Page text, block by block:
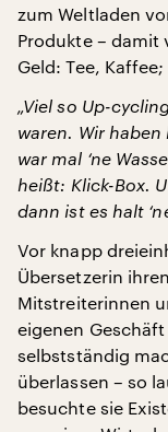
zum Weltladen
Produkte – damit
Geld: Tee,
„Viel so Up-
waren. Wir
war mal ‘ne
heißt: Klick-Box.
dann ist es halt
Vor knapp
Übersetzerin
Mitstreiterinnen
eigenen
selbstständig
überlassen – so
besuchte sie